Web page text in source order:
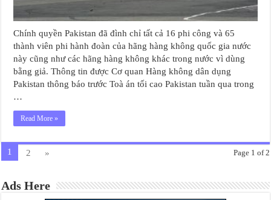
Chính quyền Pakistan đã đình chỉ tất cả 16 phi công và 65
thành viên phi hành đoàn của hãng hàng không quốc gia nước
này cũng như các hãng hàng không khác trong nước vì dùng
bằng giả. Thông tin được Cơ quan Hàng không dân dụng
Pakistan thông báo trước Toà án tối cao Pakistan tuần qua trong
…
Read More »
Page 1 of 2
1 2 »
Ads Here